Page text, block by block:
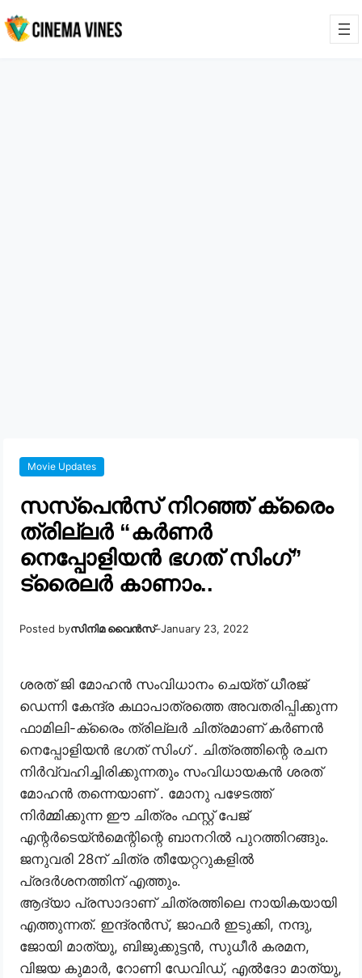
Movie Updates
സസ്പെൻസ് നിറഞ്ഞ് ക്രൈം
ത്രില്ലർ “കർണർ
നെപ്പോളിയൻ ഭഗത് സിംഗ്”
ട്രൈലർ കാണാം..
Posted byസിനിമ വൈൻസ്–January 23, 2022
ശരത് ജി മോഹന്‍ സംവിധാനം ചെയ്ത് ധീരജ്
ഡെന്നി കേന്ദ്ര കഥാപാത്രത്തെ അവതരിപ്പിക്കുന്ന
ഫാമിലി-ക്രൈം ത്രില്ലര്‍ ചിത്രമാണ് കര്‍ണന്‍
നെപ്പോളിയന്‍ ഭഗത് സിംഗ് . ചിത്രത്തിന്റെ രചന
നിര്‍വ്വഹിച്ചിരിക്കുന്നതും സംവിധായകൻ ശരത്
മോഹന്‍ തന്നെയാണ് . മോനു പഴേടത്ത്
നിര്‍മ്മിക്കുന്ന ഈ ചിത്രം ഫസ്റ്റ് പേജ്
എന്റര്‍ടെയ്ന്‍മെന്റിന്റെ ബാനറില്‍ പുറത്തിറങ്ങും.
ജനുവരി 28ന് ചിത്ര തീയേറ്ററുകളിൽ
പ്രദർശനത്തിന് എത്തും.
ആദ്യാ പ്രസാദാണ് ചിത്രത്തിലെ നായികയായി
എത്തുന്നത്. ഇന്ദ്രന്‍സ്, ജാഫര്‍ ഇടുക്കി, നന്ദു,
ജോയി മാത്യു, ബിജുക്കുട്ടന്‍, സുധീര്‍ കരമന,
വിജയ കുമാര്‍, റോണി ഡേവിഡ്, എല്‍ദോ മാത്യു,